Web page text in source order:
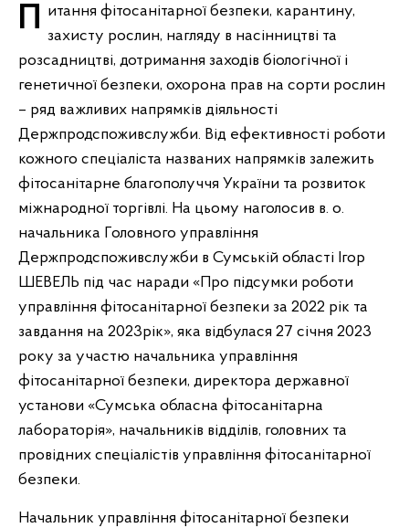
Питання фітосанітарної безпеки, карантину, захисту рослин, нагляду в насінництві та
розсадництві, дотримання заходів біологічної і
генетичної безпеки, охорона прав на сорти рослин
– ряд важливих напрямків діяльності
Держпродспоживслужби. Від ефективності роботи
кожного спеціаліста названих напрямків залежить
фітосанітарне благополуччя України та розвиток
міжнародної торгівлі. На цьому наголосив в. о.
начальника Головного управління
Держпродспоживслужби в Сумській області Ігор
ШЕВЕЛЬ під час наради «Про підсумки роботи
управління фітосанітарної безпеки за 2022 рік та
завдання на 2023рік», яка відбулася 27 січня 2023
року за участю начальника управління
фітосанітарної безпеки, директора державної
установи «Сумська обласна фітосанітарна
лабораторія», начальників відділів, головних та
провідних спеціалістів управління фітосанітарної
безпеки.
Начальник управління фітосанітарної безпеки